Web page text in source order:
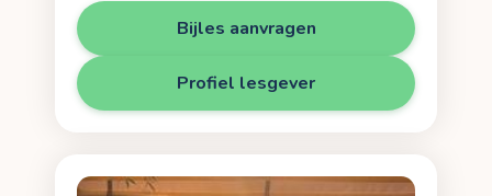
Bijles aanvragen
Profiel lesgever